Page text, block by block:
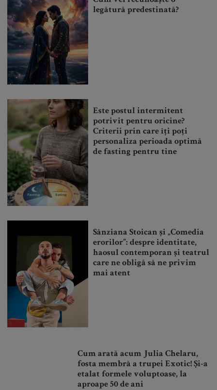
legătură predestinată?
Este postul intermitent
potrivit pentru oricine?
Criterii prin care îți poți
personaliza perioada optimă
de fasting pentru tine
Sânziana Stoican și „Comedia
erorilor”: despre identitate,
haosul contemporan și teatrul
care ne obligă să ne privim
mai atent
Cum arată acum Julia Chelaru,
fosta membră a trupei Exotic! Și-a
etalat formele voluptoase, la
aproape 50 de ani